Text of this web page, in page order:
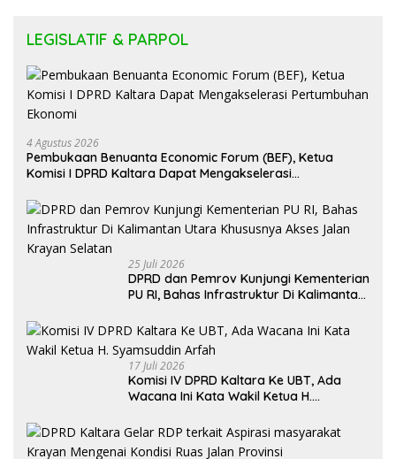
LEGISLATIF & PARPOL
4 Agustus 2026
Pembukaan Benuanta Economic Forum (BEF), Ketua
Komisi I DPRD Kaltara Dapat Mengakselerasi
25 Juli 2026
DPRD dan Pemrov Kunjungi Kementerian
PU RI, Bahas Infrastruktur Di Kalimantan
Selatan
17 Juli 2026
Komisi IV DPRD Kaltara Ke UBT, Ada
Wacana Ini Kata Wakil Ketua H.